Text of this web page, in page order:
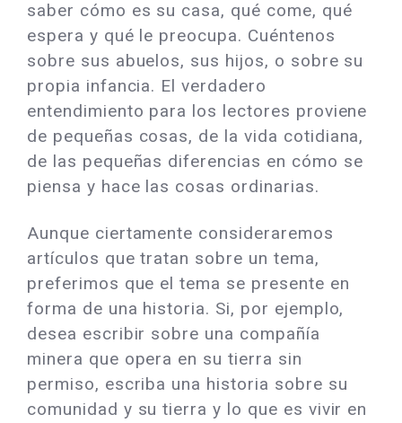
saber cómo es su casa, qué come, qué
espera y qué le preocupa. Cuéntenos
sobre sus abuelos, sus hijos, o sobre su
propia infancia. El verdadero
entendimiento para los lectores proviene
de pequeñas cosas, de la vida cotidiana,
de las pequeñas diferencias en cómo se
piensa y hace las cosas ordinarias.
Aunque ciertamente consideraremos
artículos que tratan sobre un tema,
preferimos que el tema se presente en
forma de una historia. Si, por ejemplo,
desea escribir sobre una compañía
minera que opera en su tierra sin
permiso, escriba una historia sobre su
comunidad y su tierra y lo que es vivir en